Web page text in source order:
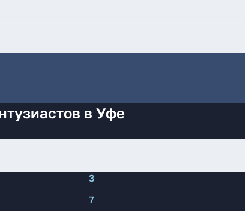
в Уфе
3
7